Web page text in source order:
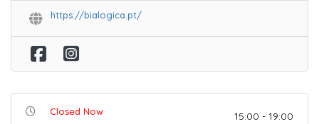
https://bialogica.pt/
Closed Now 15:00 - 19:00